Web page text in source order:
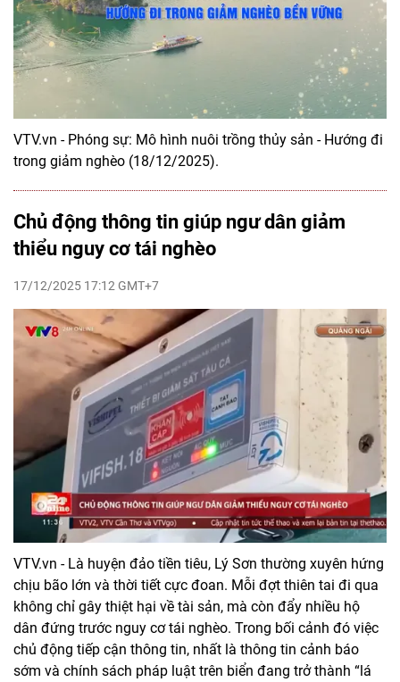
VTV.vn - Phóng sự: Mô hình nuôi trồng thủy sản - Hướng đi
trong giảm nghèo (18/12/2025).
Chủ động thông tin giúp ngư dân giảm
thiểu nguy cơ tái nghèo
17/12/2025 17:12 GMT+7
VTV.vn - Là huyện đảo tiền tiêu, Lý Sơn thường xuyên hứng
chịu bão lớn và thời tiết cực đoan. Mỗi đợt thiên tai đi qua
không chỉ gây thiệt hại về tài sản, mà còn đẩy nhiều hộ
dân đứng trước nguy cơ tái nghèo. Trong bối cảnh đó việc
chủ động tiếp cận thông tin, nhất là thông tin cảnh báo
sớm và chính sách pháp luật trên biển đang trở thành “lá